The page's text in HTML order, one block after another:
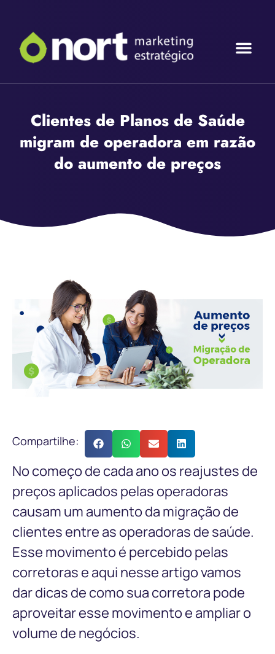
Clientes de Planos de Saúde
migram de operadora em razão
do aumento de preços
Compartilhe:
No começo de cada ano os reajustes de
preços aplicados pelas operadoras
causam um aumento da migração de
clientes entre as operadoras de saúde.
Esse movimento é percebido pelas
corretoras e aqui nesse artigo vamos
dar dicas de como sua corretora pode
aproveitar esse movimento e ampliar o
volume de negócios.